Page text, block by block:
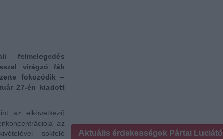
felmelegedés
virágzó fák
fokozódik –
27-én kiadott
az elkövetkező
az
sokfelé
Aktuális érdekességek Pártai Luciától